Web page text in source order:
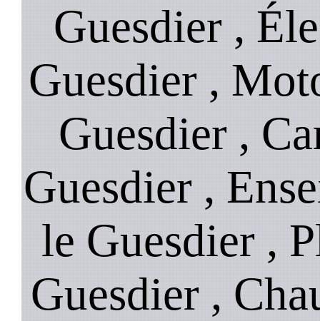
Guesdier ,
Guesdier ,
Guesdier ,
Guesdier ,
le Guesdier ,
Guesdier ,